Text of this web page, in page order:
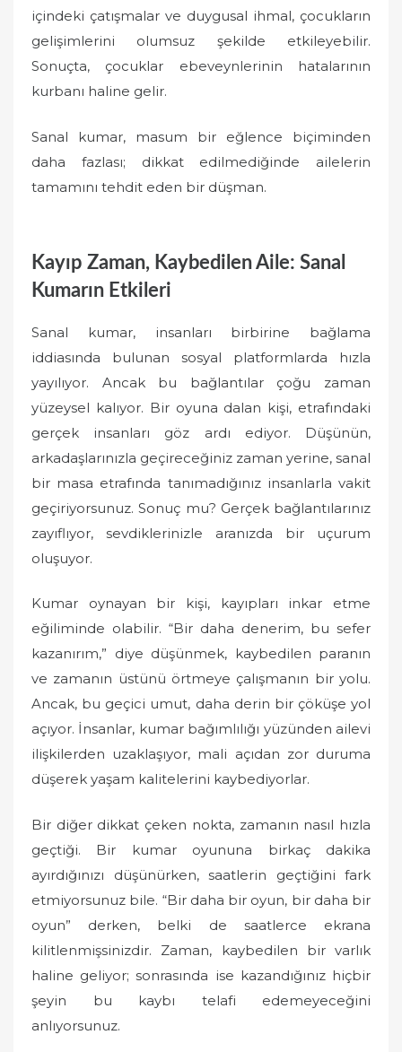
içindeki çatışmalar ve duygusal ihmal, çocukların
gelişimlerini olumsuz şekilde etkileyebilir.
Sonuçta, çocuklar ebeveynlerinin hatalarının
kurbanı haline gelir.
Sanal kumar, masum bir eğlence biçiminden
daha fazlası; dikkat edilmediğinde ailelerin
tamamını tehdit eden bir düşman.
Kayıp Zaman, Kaybedilen Aile: Sanal
Kumarın Etkileri
Sanal kumar, insanları birbirine bağlama
iddiasında bulunan sosyal platformlarda hızla
yayılıyor. Ancak bu bağlantılar çoğu zaman
yüzeysel kalıyor. Bir oyuna dalan kişi, etrafındaki
gerçek insanları göz ardı ediyor. Düşünün,
arkadaşlarınızla geçireceğiniz zaman yerine, sanal
bir masa etrafında tanımadığınız insanlarla vakit
geçiriyorsunuz. Sonuç mu? Gerçek bağlantılarınız
zayıflıyor, sevdiklerinizle aranızda bir uçurum
oluşuyor.
Kumar oynayan bir kişi, kayıpları inkar etme
eğiliminde olabilir. “Bir daha denerim, bu sefer
kazanırım,” diye düşünmek, kaybedilen paranın
ve zamanın üstünü örtmeye çalışmanın bir yolu.
Ancak, bu geçici umut, daha derin bir çöküşe yol
açıyor. İnsanlar, kumar bağımlılığı yüzünden ailevi
ilişkilerden uzaklaşıyor, mali açıdan zor duruma
düşerek yaşam kalitelerini kaybediyorlar.
Bir diğer dikkat çeken nokta, zamanın nasıl hızla
geçtiği. Bir kumar oyununa birkaç dakika
ayırdığınızı düşünürken, saatlerin geçtiğini fark
etmiyorsunuz bile. “Bir daha bir oyun, bir daha bir
oyun” derken, belki de saatlerce ekrana
kilitlenmişsinizdir. Zaman, kaybedilen bir varlık
haline geliyor; sonrasında ise kazandığınız hiçbir
şeyin bu kaybı telafi edemeyeceğini
anlıyorsunuz.